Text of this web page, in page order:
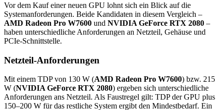
Vor dem Kauf einer neuen GPU lohnt sich ein Blick auf die
Systemanforderungen. Beide Kandidaten in diesem Vergleich –
AMD Radeon Pro W7600 und NVIDIA GeForce RTX 2080 –
haben unterschiedliche Anforderungen an Netzteil, Gehäuse und
PCIe-Schnittstelle.
Netzteil-Anforderungen
Mit einem TDP von 130 W (AMD Radeon Pro W7600) bzw. 215
W (NVIDIA GeForce RTX 2080) ergeben sich unterschiedliche
Anforderungen ans Netzteil. Als Faustregel gilt: TDP der GPU plus
150–200 W für das restliche System ergibt den Mindestbedarf. Ein